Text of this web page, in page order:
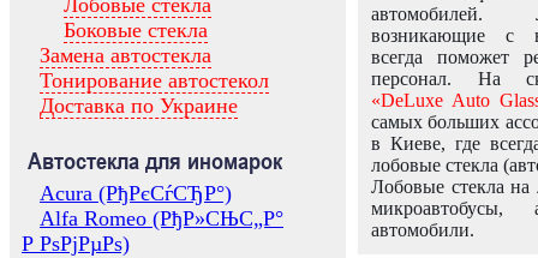
Лобовые стекла
Боковые стекла
Замена автостекла
Тонирование автостекол
Доставка по Украине
Автостекла для иномарок
Acura (РђРєСѓСЂР°)
Alfa Romeo (РђР»СЊС„Р°
Р РѕРјРµРѕ)
возникающие с
всегда поможет
персонал. На
«DeLuxe Auto
самых больших
в Киеве, где
лобовые стекла
Лобовые стекла на
микроавтобусы,
автомобили.